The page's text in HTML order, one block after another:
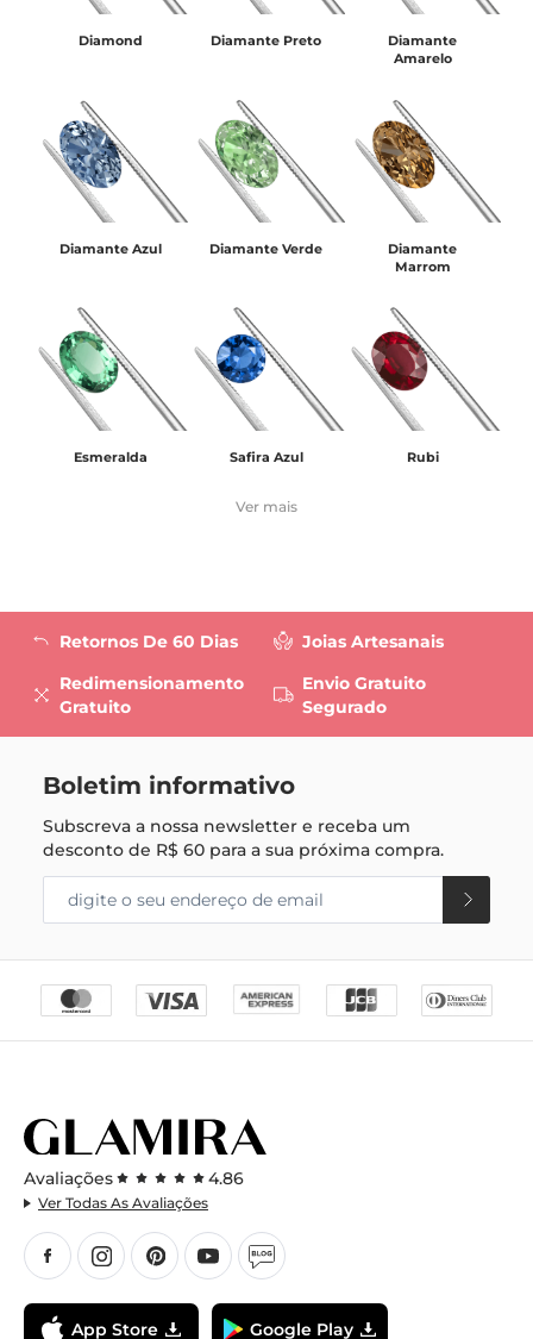
Diamond Diamante Preto
Diamante
Amarelo
Diamante Azul Diamante Verde
Diamante
Marrom
Esmeralda Safira Azul Rubi
Ver mais
Retornos De 60 Dias
Redimensionamento
Gratuito
Joias Artesanais
Envio Gratuito
Segurado
Boletim informativo
Subscreva a nossa newsletter e receba um
desconto de R$ 60 para a sua próxima compra.
Avaliações 4.86
Ver Todas As Avaliações
App Store Google Play